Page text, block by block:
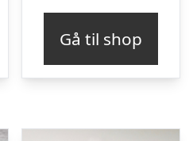
Gå til shop